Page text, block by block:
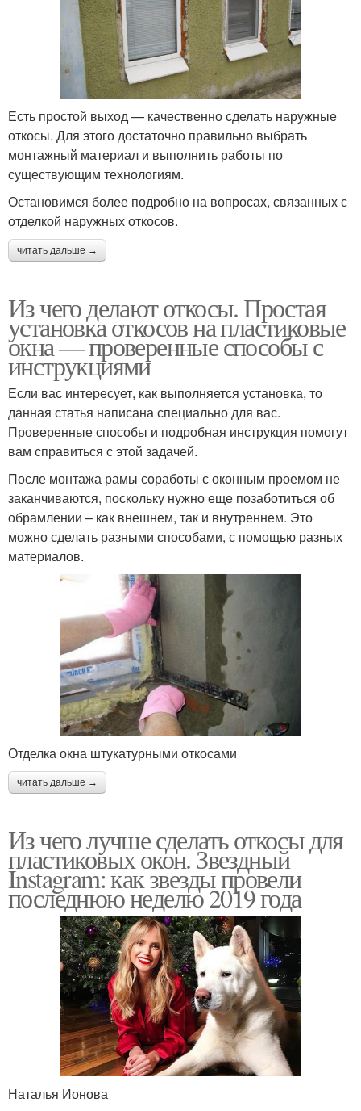
Есть простой выход — качественно сделать наружные
откосы. Для этого достаточно правильно выбрать
монтажный материал и выполнить работы по
существующим технологиям.
Остановимся более подробно на вопросах, связанных с
отделкой наружных откосов.
читать дальше →
Из чего делают откосы. Простая
установка откосов на пластиковые
окна — проверенные способы с
инструкциями
Если вас интересует, как выполняется установка, то
данная статья написана специально для вас.
Проверенные способы и подробная инструкция помогут
вам справиться с этой задачей.
После монтажа рамы соработы с оконным проемом не
заканчиваются, поскольку нужно еще позаботиться об
обрамлении – как внешнем, так и внутреннем. Это
можно сделать разными способами, с помощью разных
материалов.
Отделка окна штукатурными откосами
читать дальше →
Из чего лучше сделать откосы для
пластиковых окон. Звездный
Instagram: как звезды провели
последнюю неделю 2019 года
Наталья Ионова